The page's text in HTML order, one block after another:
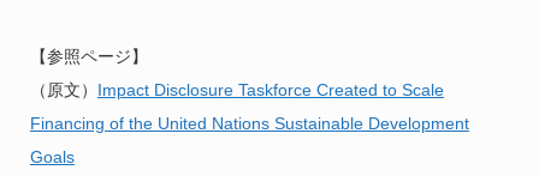
【参照ページ】
（原文） Impact Disclosure Taskforce Created to Scale
Financing of the United Nations Sustainable Development
Goals